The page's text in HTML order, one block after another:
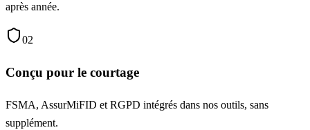
après année.
02
Conçu pour le courtage
FSMA, AssurMiFID et RGPD intégrés dans nos outils, sans
supplément.